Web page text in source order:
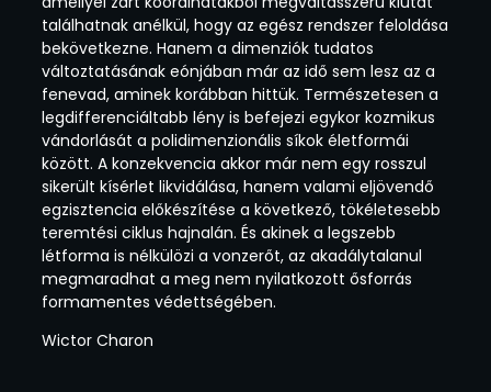
találhatnak anélkül, hogy az egész rendszer feloldása
bekövetkezne. Hanem a dimenziók tudatos
változtatásának eónjában már az idő sem lesz az a
fenevad, aminek korábban hittük. Természetesen a
legdifferenciáltabb lény is befejezi egykor kozmikus
vándorlását a polidimenzionális síkok életformái
között. A konzekvencia akkor már nem egy rosszul
sikerült kísérlet likvidálása, hanem valami eljövendő
egzisztencia előkészítése a következő, tökéletesebb
teremtési ciklus hajnalán. És akinek a legszebb
létforma is nélkülözi a vonzerőt, az akadálytalanul
megmaradhat a meg nem nyilatkozott ősforrás
formamentes védettségében.
Wictor Charon